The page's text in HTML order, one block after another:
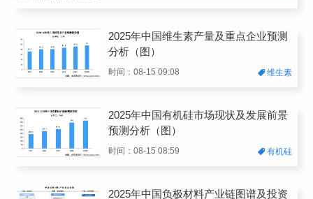
2025年中国维生素产量及重点企业预测
分析（图）
时间：08-15 09:08 维生素
2025年中国有机硅市场现状及发展前景
预测分析（图）
时间：08-15 08:59 有机硅
2025年中国负极材料产业链图谱及投资